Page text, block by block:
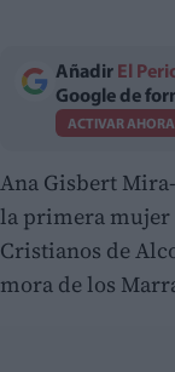
Añadir El
Google de
ACTIVAR AHORA
Ana Gisbert
la primera mujer
Cristianos de
mora de los